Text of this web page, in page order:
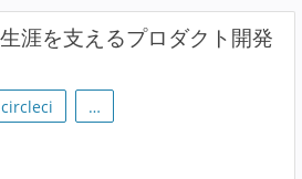
涯を支えるプロダクト開発
circleci …